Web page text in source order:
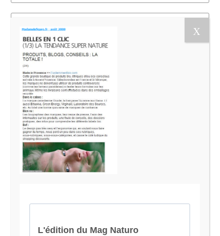
Le Magazine Naturo
Je suis Evy, Naturopathe spécialisée dans
l’accompagnement des femmes en préménopause et
ménopause